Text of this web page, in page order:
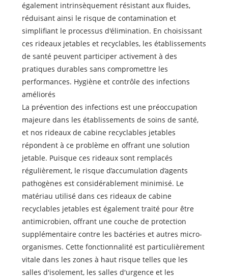
également intrinsèquement résistant aux fluides,
réduisant ainsi le risque de contamination et
simplifiant le processus d'élimination. En choisissant
ces rideaux jetables et recyclables, les établissements
de santé peuvent participer activement à des
pratiques durables sans compromettre les
performances. Hygiène et contrôle des infections
améliorés
La prévention des infections est une préoccupation
majeure dans les établissements de soins de santé,
et nos rideaux de cabine recyclables jetables
répondent à ce problème en offrant une solution
jetable. Puisque ces rideaux sont remplacés
régulièrement, le risque d’accumulation d’agents
pathogènes est considérablement minimisé. Le
matériau utilisé dans ces rideaux de cabine
recyclables jetables est également traité pour être
antimicrobien, offrant une couche de protection
supplémentaire contre les bactéries et autres micro-
organismes. Cette fonctionnalité est particulièrement
vitale dans les zones à haut risque telles que les
salles d'isolement, les salles d'urgence et les